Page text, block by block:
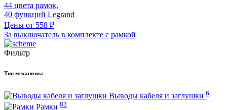
44 цвета рамок,
40 функций Legrand
Цены от 558 ₽
За выключатель в комплекте с рамкой
Фильтр
Тип механизма
Выводы кабеля и заглушки 6
Рамки 82